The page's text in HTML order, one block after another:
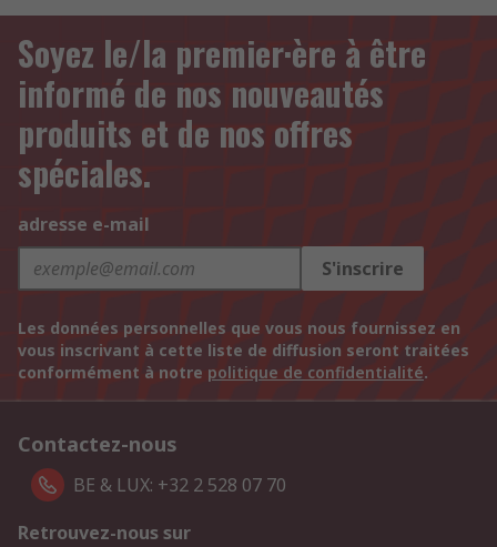
Soyez le/la premier·ère à être
informé de nos nouveautés
produits et de nos offres
spéciales.
adresse e-mail
S'inscrire
Les données personnelles que vous nous fournissez en
vous inscrivant à cette liste de diffusion seront traitées
conformément à notre politique de confidentialité.
Contactez-nous
BE & LUX: +32 2 528 07 70
Retrouvez-nous sur